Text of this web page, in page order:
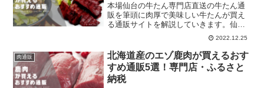
本場仙台の牛たん専門店直送の牛たん通
販を筆頭に肉厚で美味しい牛たんが買え
る通販サイトを解説していきます。仙台
牛タンとして調理済みの商品や焼き肉用
の精肉も販売しています。それぞれ比較
しましょう。
2022.12.25
肉通販
北海道産のエゾ鹿肉が買えるおす
すめ通販5選！専門店・ふるさと
納税